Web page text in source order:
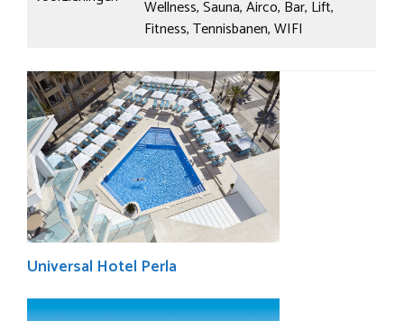
Wellness, Sauna, Airco, Bar, Lift,
Fitness, Tennisbanen, WIFI
Universal Hotel Perla